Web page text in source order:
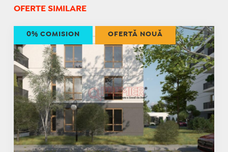
OFERTE SIMILARE
0% COMISION OFERTĂ NOUĂ